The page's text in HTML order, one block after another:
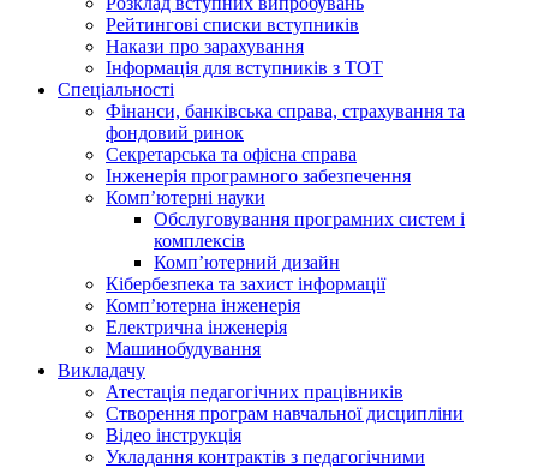
Рейтингові списки вступників
Накази про зарахування
Інформація для вступників з ТОТ
Спеціальності
Фінанси, банківська справа, страхування та
фондовий ринок
Секретарська та офісна справа
Інженерія програмного забезпечення
Комп’ютерні науки
Обслуговування програмних систем і
комплексів
Комп’ютерний дизайн
Кібербезпека та захист інформації
Комп’ютерна інженерія
Електрична інженерія
Машинобудування
Викладачу
Атестація педагогічних працівників
Створення програм навчальної дисципліни
Відео інструкція
Укладання контрактів з педагогічними